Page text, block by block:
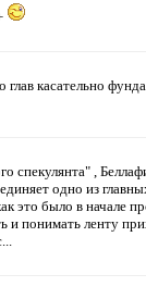
касательно
спекулянта" ,
одно из
это было в начале
и понимать ленту